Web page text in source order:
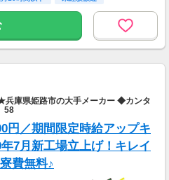
庫県姫路市の大手メーカー ◆カンタ
58
円／期間限定時給アップキ
7月新工場立上げ！キレイ
費無料♪